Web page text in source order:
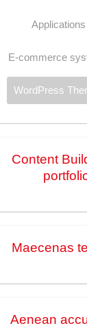
Applications
E-commerce
WordPress
Content
Maecenas
Aenean